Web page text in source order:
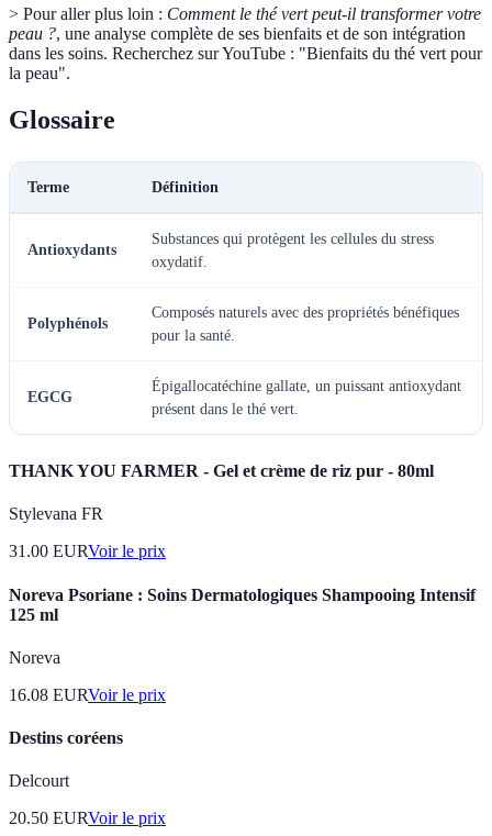
> Pour aller plus loin : Comment le thé vert peut-il transformer votre
peau ?, une analyse complète de ses bienfaits et de son intégration
dans les soins. Recherchez sur YouTube : "Bienfaits du thé vert pour
la peau".
Glossaire
Terme Définition
Antioxydants
Substances qui protègent les cellules du stress
oxydatif.
Polyphénols
Composés naturels avec des propriétés bénéfiques
pour la santé.
EGCG
Épigallocatéchine gallate, un puissant antioxydant
présent dans le thé vert.
THANK YOU FARMER - Gel et crème de riz pur - 80ml
Stylevana FR
31.00 EURVoir le prix
Noreva Psoriane : Soins Dermatologiques Shampooing Intensif
125 ml
Noreva
16.08 EURVoir le prix
Destins coréens
Delcourt
20.50 EURVoir le prix